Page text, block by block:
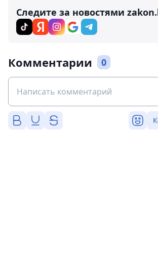
Следите за новостями
Комментарии 0